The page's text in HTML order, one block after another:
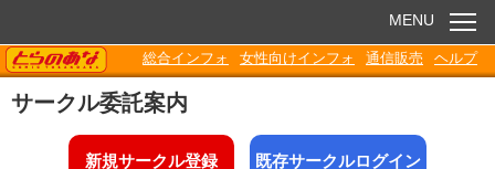
お知らせ
MENU
TORANOANA
総合インフォ 女性向けインフォ 通信販売 ヘルプ
サークル委託案内
新規サークル登録 既存サークルログイン